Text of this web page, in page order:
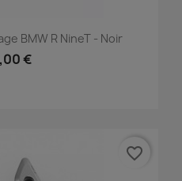
BMW R NineT - Noir
€
favorite_border